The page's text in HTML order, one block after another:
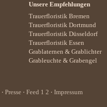
Unsere Empfehlungen
Trauerfloristik Bremen
Trauerfloristik Dortmund
Trauerfloristik Düsseldorf
Trauerfloristik Essen
Grablaternen & Grablichter
Grableuchte & Grabengel
⋅ Presse ⋅ Feed 1 2 ⋅ Impressum